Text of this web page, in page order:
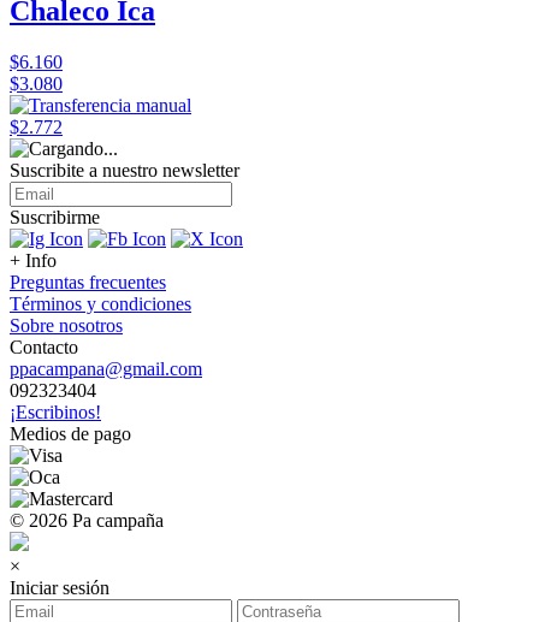
Chaleco Ica
$6.160
$3.080
$2.772
Suscribite a nuestro newsletter
Suscribirme
+ Info
Preguntas frecuentes
Términos y condiciones
Sobre nosotros
Contacto
ppacampana@gmail.com
092323404
¡Escribinos!
Medios de pago
© 2026 Pa campaña
×
Iniciar sesión